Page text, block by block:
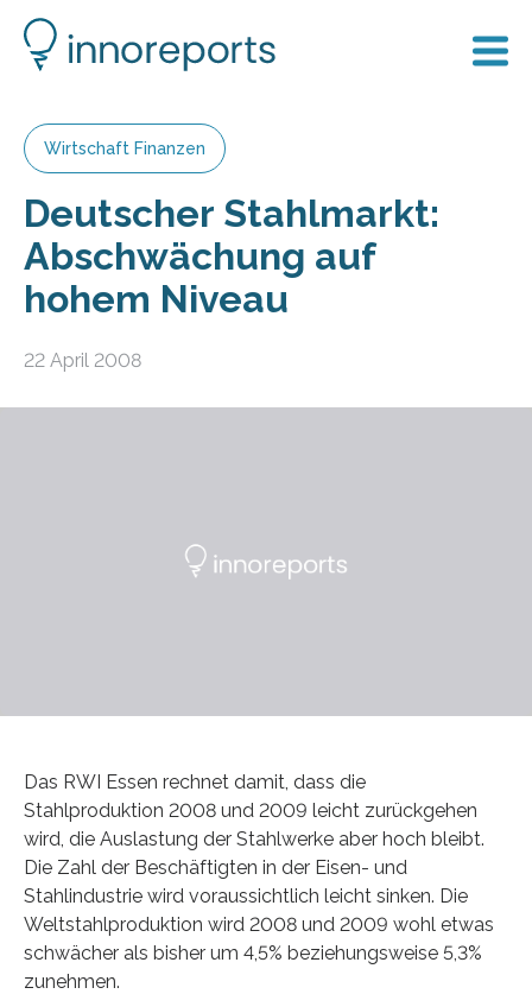
Wirtschaft Finanzen
Deutscher Stahlmarkt:
Abschwächung auf
hohem Niveau
22 April 2008
Das RWI Essen rechnet damit, dass die
Stahlproduktion 2008 und 2009 leicht zurückgehen
wird, die Auslastung der Stahlwerke aber hoch bleibt.
Die Zahl der Beschäftigten in der Eisen- und
Stahlindustrie wird voraussichtlich leicht sinken. Die
Weltstahlproduktion wird 2008 und 2009 wohl etwas
schwächer als bisher um 4,5% beziehungsweise 5,3%
zunehmen.